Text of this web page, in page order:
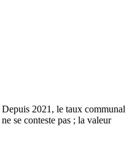
2021, le taux communal
se conteste pas ; la valeur